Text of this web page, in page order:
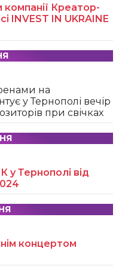
компанії Креатор-
INVEST IN UKRAINE
на
у Тернополі вечір
при свічках
у Тернополі від
концертом